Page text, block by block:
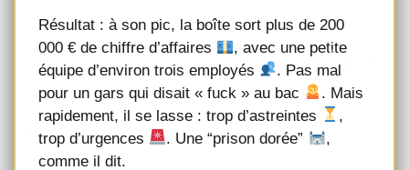
Résultat : à son pic, la boîte sort plus de 200
000 € de chiffre d’affaires
, avec une petite
équipe d’environ trois employés
. Pas mal
pour un gars qui disait « fuck » au bac
. Mais
rapidement, il se lasse : trop d’astreintes
,
trop d’urgences
. Une “prison dorée”
,
comme il dit.